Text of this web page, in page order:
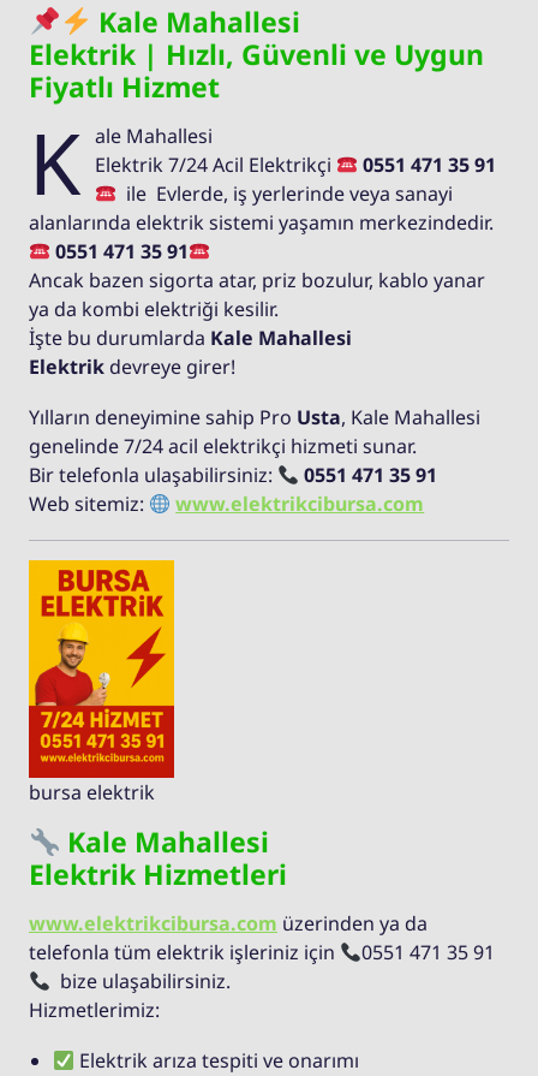
Kale Mahallesi
Elektrik | Hızlı, Güvenli ve Uygun
Fiyatlı Hizmet
K ale Mahallesi
Elektrik 7/24 Acil Elektrikçi
0551 471 35 91
ile Evlerde, iş yerlerinde veya sanayi
alanlarında elektrik sistemi yaşamın merkezindedir.
0551 471 35 91
Ancak bazen sigorta atar, priz bozulur, kablo yanar
ya da kombi elektriği kesilir.
İşte bu durumlarda Kale Mahallesi
Elektrik devreye girer!
Yılların deneyimine sahip Pro Usta, Kale Mahallesi
genelinde 7/24 acil elektrikçi hizmeti sunar.
Bir telefonla ulaşabilirsiniz:
0551 471 35 91
Web sitemiz:
www.elektrikcibursa.com
bursa elektrik
Kale Mahallesi
Elektrik Hizmetleri
www.elektrikcibursa.com üzerinden ya da
telefonla tüm elektrik işleriniz için
0551 471 35 91
bize ulaşabilirsiniz.
Hizmetlerimiz:
Elektrik arıza tespiti ve onarımı